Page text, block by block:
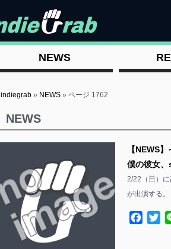
NEWS
indiegrab » NEWS »ページ 1762
NEWS
【NEWS
僕の彼女
2/22（日）
が出演する